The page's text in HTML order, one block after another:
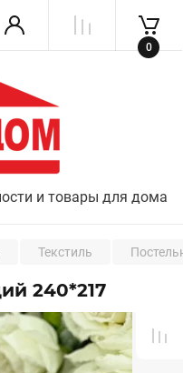
и товары для дома
0
Текстиль
240*217